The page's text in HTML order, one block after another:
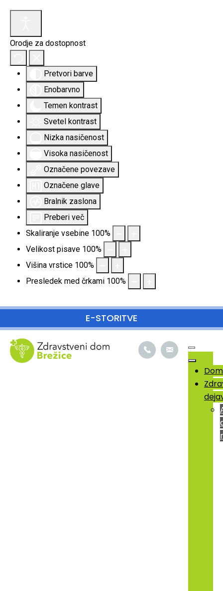
Orodje za dostopnost
Pretvori barve
Enobarvno
Temen kontrast
Svetel kontrast
Nizka nasičenost
Visoka nasičenost
Označene povezave
Označene glave
Bralnik zaslona
Preberi več
Skaliranje vsebine 100%
Velikost pisave 100%
Višina vrstice 100%
Presledek med črkami 100%
SKOČI DO OSREDNJE VSEBINE
E-STORITVE